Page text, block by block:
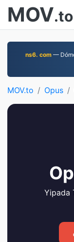
MOV.to
ns6. com—
MOV.to Opus
Yipada